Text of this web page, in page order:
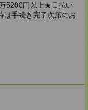
5200円以上★日払い
は手続き完了次第のお